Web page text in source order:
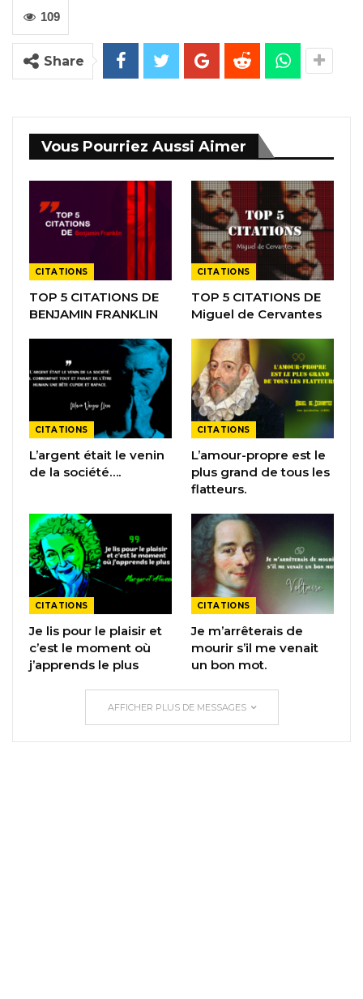
109
Share
Vous Pourriez Aussi Aimer
CITATIONS
TOP 5 CITATIONS DE
BENJAMIN FRANKLIN
CITATIONS
TOP 5 CITATIONS DE
Miguel de Cervantes
CITATIONS
L’argent était le venin
de la société….
CITATIONS
L’amour-propre est le
plus grand de tous les
flatteurs.
CITATIONS
Je lis pour le plaisir et
c’est le moment où
j’apprends le plus
CITATIONS
Je m’arrêterais de
mourir s’il me venait
un bon mot.
AFFICHER PLUS DE MESSAGES